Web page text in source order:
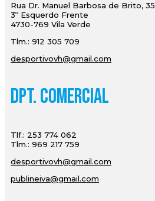
Rua Dr. Manuel Barbosa de Brito, 35
3º Esquerdo Frente
4730-769 Vila Verde
Tlm.: 912 305 709
desportivovh@gmail.com
Dpt. Comercial
Tlf.: 253 774 062
Tlm.: 969 217 759
desportivovh@gmail.com
publineiva@gmail.com